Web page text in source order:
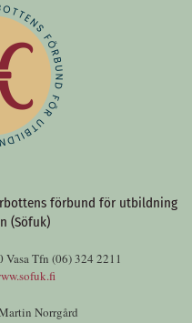
förbund för utbildning
(Söfuk)
Tfn (06) 324 2211
Norrgård